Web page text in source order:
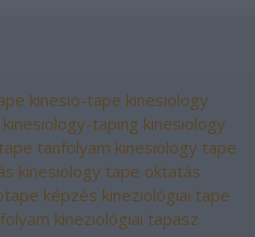
kinesio-tape kinesiology
kinesiology-taping kinesiology
tanfolyam kinesiology tape
kinesiology tape oktatás
képzés kineziológiai tape
kineziológiai tapasz